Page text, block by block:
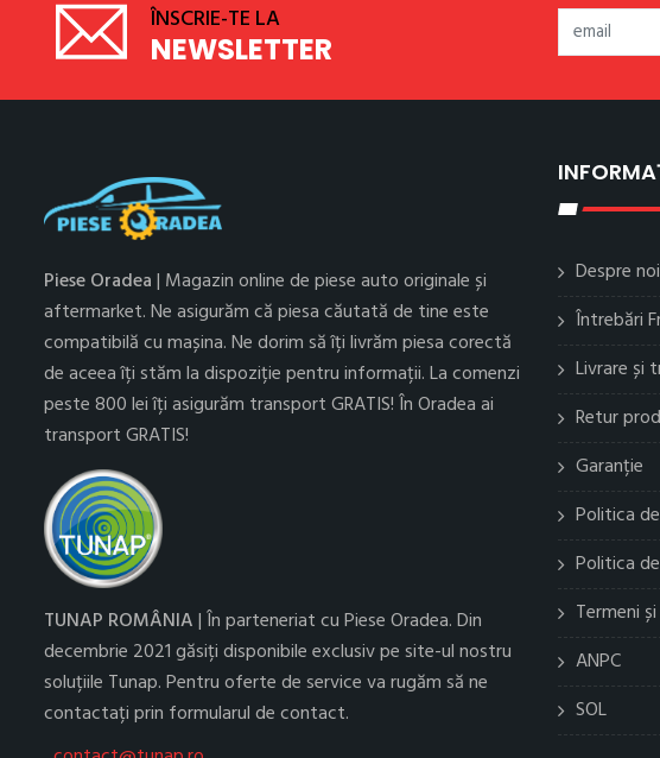
ÎNSCRIE-TE LA
NEWSLETTER
Piese Oradea| Magazin online de piese auto originale și
aftermarket. Ne asigurăm că piesa căutată de tine este
compatibilă cu mașina. Ne dorim să îți livrăm piesa corectă
de aceea îți stăm la dispoziție pentru informații. La comenzi
peste 800 lei îți asigurăm transport GRATIS! În Oradea ai
transport GRATIS!
TUNAP ROMÂNIA| În parteneriat cu Piese Oradea. Din
decembrie 2021 găsiți disponibile exclusiv pe site-ul nostru
soluțiile Tunap. Pentru oferte de service va rugăm să ne
contactați prin formularul de contact.
Despre noi
Întrebări
Livrare și
Retur
Garanție
Politica
Politica
Termeni
ANPC
SOL